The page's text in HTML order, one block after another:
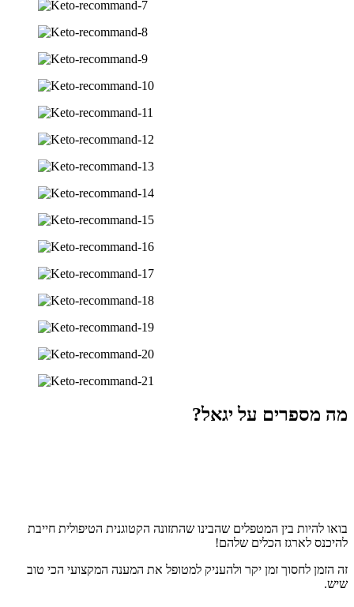
מה מספרים על יגאל?
בואו להיות בין המטפלים שהבינו שהתזונה הקטוגנית הטיפולית חייבת
להיכנס לארגז הכלים שלהם!
זה הזמן לחסוך זמן יקר ולהעניק למטופל את המענה המקצועי הכי טוב
שיש.